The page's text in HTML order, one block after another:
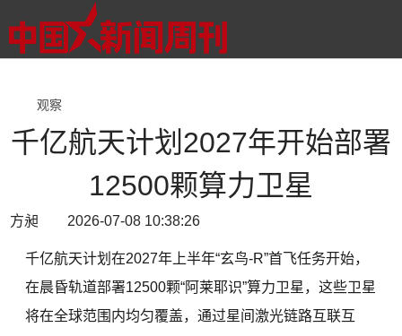
观察
千亿航天计划2027年开始部署
12500颗算力卫星
方昶 2026-07-08 10:38:26
千亿航天计划在2027年上半年“玄鸟-R”首飞任务开始，
在晨昏轨道部署12500颗“阿莱耶识”算力卫星，这些卫星
将在全球范围内均匀覆盖，通过星间激光链路互联互